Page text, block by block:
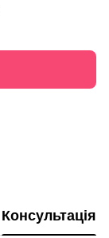
Консультація